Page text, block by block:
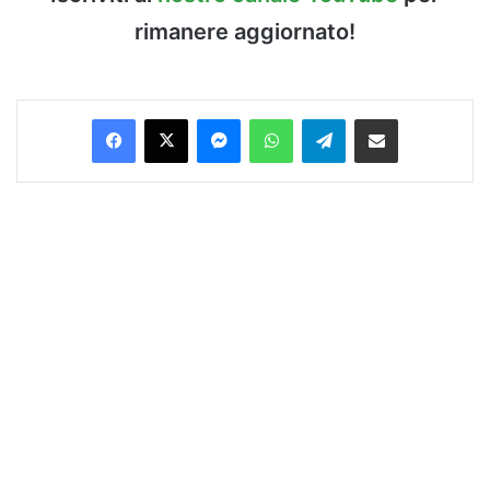
rimanere aggiornato!
Facebook
X MessengerWhatsAppTelegramCondividi via Email